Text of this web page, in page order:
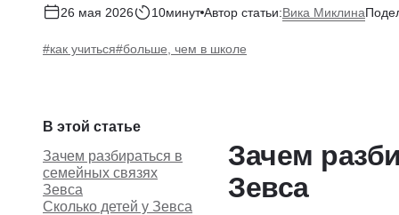
26 мая 2026 10минут Автор статьи:Вика Миклина
#как учиться#больше, чем в школе
В этой статье
Зачем разбираться в
семейных связях
Зевса
Сколько детей у Зевса
Зачем
Зевса